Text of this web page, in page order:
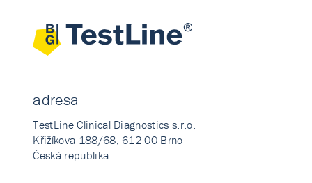
adresa
TestLine Clinical Diagnostics s.r.o.
Křižíkova 188/68, 612 00 Brno
Česká republika